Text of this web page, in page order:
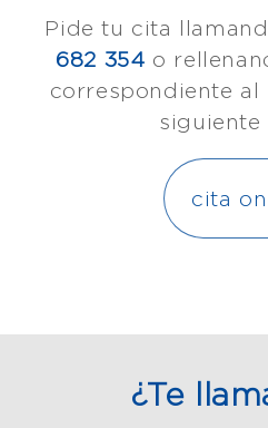
Pide tu cita
682 354 o
correspondiente al
siguiente
cita
¿Te